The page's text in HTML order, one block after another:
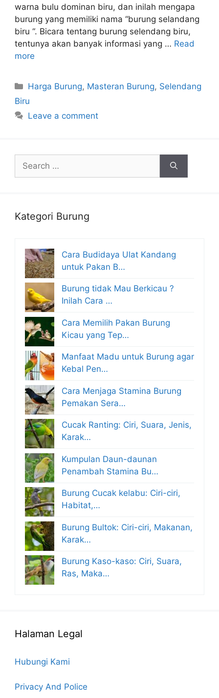
warna bulu dominan biru, dan inilah mengapa
burung yang memiliki nama “burung selandang
biru “. Bicara tentang burung selendang biru,
tentunya akan banyak informasi yang … Read
more
Categories
Harga Burung, Masteran Burung, Selendang
Biru
Leave a comment
for:
Kategori Burung
Cara Budidaya Ulat Kandang
untuk Pakan B…
Burung tidak Mau Berkicau ?
Inilah Cara …
Cara Memilih Pakan Burung
Kicau yang Tep…
Manfaat Madu untuk Burung agar
Kebal Pen…
Cara Menjaga Stamina Burung
Pemakan Sera…
Cucak Ranting: Ciri, Suara, Jenis,
Karak…
Kumpulan Daun-daunan
Penambah Stamina Bu…
Burung Cucak kelabu: Ciri-ciri,
Habitat,…
Burung Bultok: Ciri-ciri, Makanan,
Karak…
Burung Kaso-kaso: Ciri, Suara,
Ras, Maka…
Halaman Legal
Hubungi Kami
Privacy And Police